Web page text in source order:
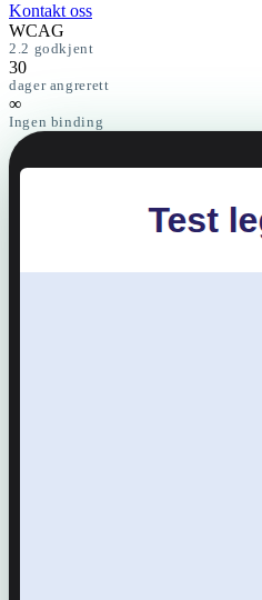
Kontakt oss
WCAG
2.2 godkjent
30
dager angrerett
∞
Ingen binding